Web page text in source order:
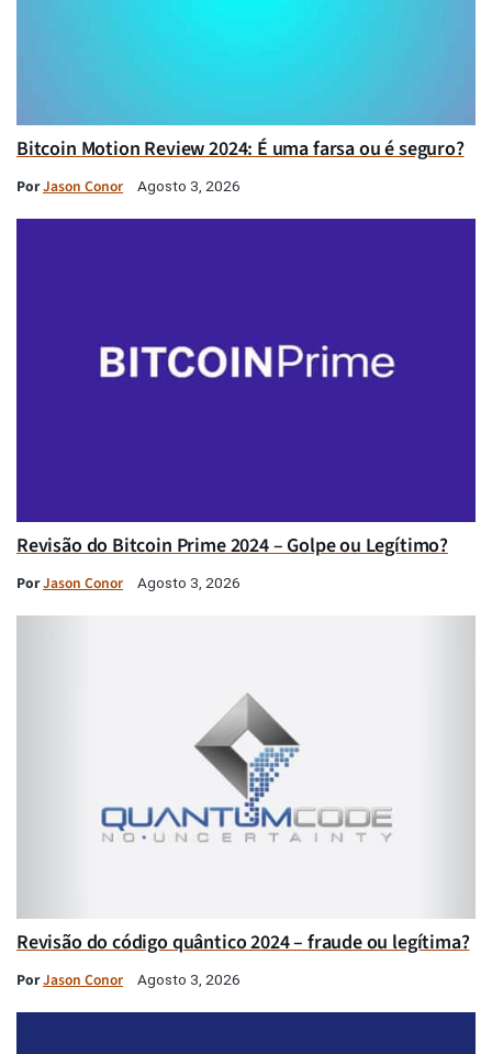
Bitcoin Motion Review 2024: É uma farsa ou é seguro?
PorJason Conor Agosto 3, 2026
Revisão do Bitcoin Prime 2024 – Golpe ou Legítimo?
PorJason Conor Agosto 3, 2026
Revisão do código quântico 2024 – fraude ou legítima?
PorJason Conor Agosto 3, 2026